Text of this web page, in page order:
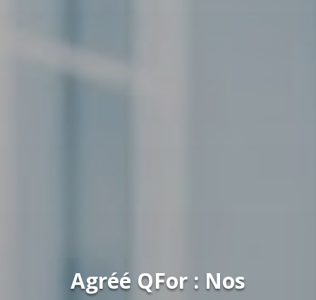
Agréé QFor : Nos